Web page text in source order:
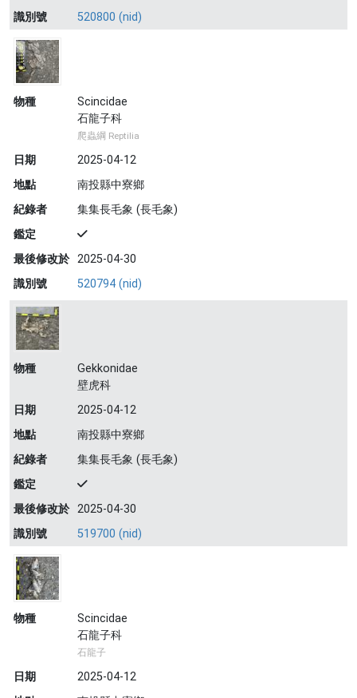
識別號
520800 (nid)
物種
Scincidae
石龍子科
爬蟲綱 Reptilia
日期
2025-04-12
地點
南投縣中寮鄉
紀錄者
集集長毛象 (長毛象)
鑑定
最後修改於 2025-04-30
識別號
520794 (nid)
物種
Gekkonidae
壁虎科
日期
2025-04-12
地點
南投縣中寮鄉
紀錄者
集集長毛象 (長毛象)
鑑定
最後修改於 2025-04-30
識別號
519700 (nid)
物種
Scincidae
石龍子科
石龍子
日期
2025-04-12